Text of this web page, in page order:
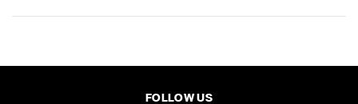
FOLLOW US